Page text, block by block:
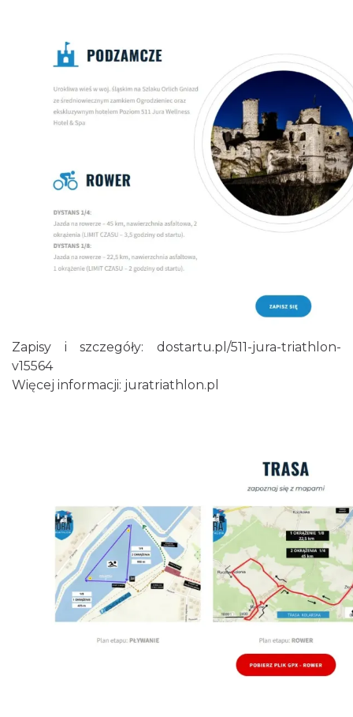
Podzamcze
2026-09-25
0.44 km
Podzamcze
0.44 km
Międzynarodowy Turniej Rycerski w
Podzamczu 2026
Podzamcze
Zapisy i szczegóły: dostartu.pl/511-jura-triathlon-
v15564
Więcej informacji: juratriathlon.pl